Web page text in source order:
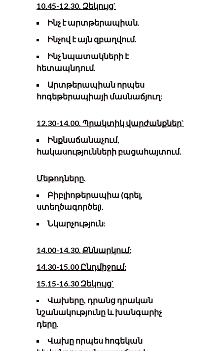
1 0 45-12.30. Զեկույց`
Ինչ է արտթերապիան.
Ինչով է այն զբաղվում.
Ինչ նպատակների է
հետապնդում.
Արտթերապիան որպես
հոգեթերապիայի մասնաճյուղ:
1 2 30-14 00. Պրակտիկ վարժանքներ`
Ինքնաճանաչում,
հակասությունների բացահայտում.
Մեթոդները.
Բիբլիոթերապիա (գրել,
ստեղծագործել)
Նկարչություն:
14 00-14 30. Քննարկում:
14.30-15.00 Ընդմիջում:
15.15-16.30 Զեկույց`
Վախերը, դրանց դրական
նշանակությունը և խանգարիչ
դերը
Վախը որպես հոգեկան